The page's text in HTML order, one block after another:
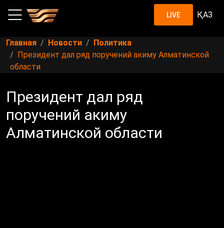
LIVE ҚАЗ
Главная Новости
Политика
Президент дал ряд поручений акиму Алматинской
области
Президент дал ряд
поручений акиму
Алматинской области